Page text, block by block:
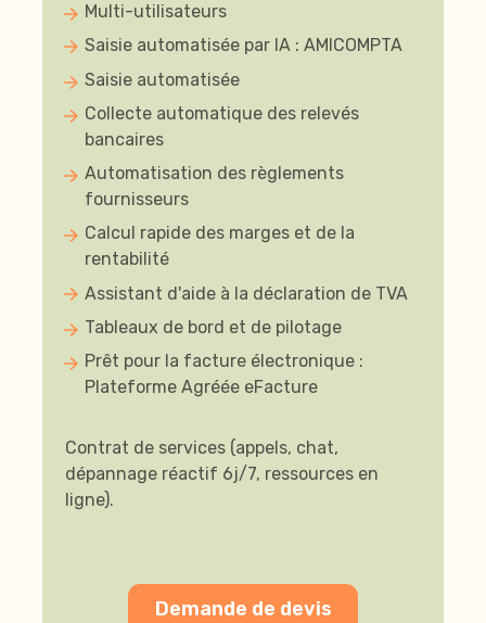
Multi-utilisateurs
Saisie automatisée par IA : AMICOMPTA
Saisie automatisée
Collecte automatique des relevés
bancaires
Automatisation des règlements
fournisseurs
Calcul rapide des marges et de la
rentabilité
Assistant d'aide à la déclaration de TVA
Tableaux de bord et de pilotage
Prêt pour la facture électronique :
Plateforme Agréée eFacture
Contrat de services (appels, chat,
dépannage réactif 6j/7, ressources en
ligne).
Demande de devis